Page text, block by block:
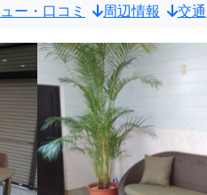
ー・口コミ 周辺情報 交通